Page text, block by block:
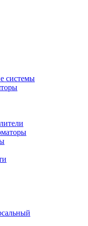
системы